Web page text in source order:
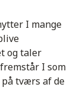
I mange
og taler
I som
tværs af de